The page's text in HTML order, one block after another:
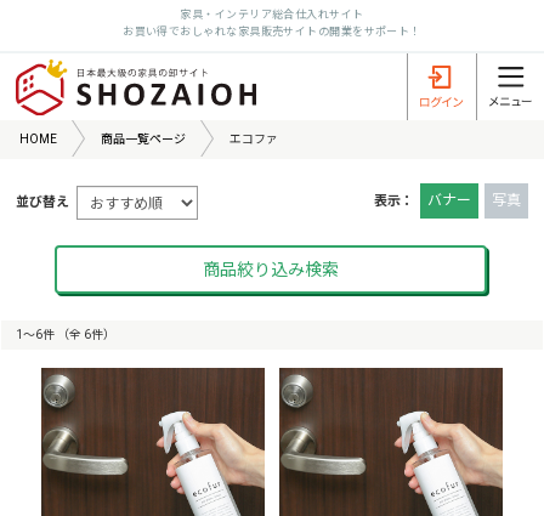
家具・インテリア総合仕入れサイト
お買い得でおしゃれな家具販売サイトの開業をサポート！
HOME 商品一覧ページ エコファ
表示： バナー 写真
並び替え
商品絞り込み検索
1〜6件 （全 6件）